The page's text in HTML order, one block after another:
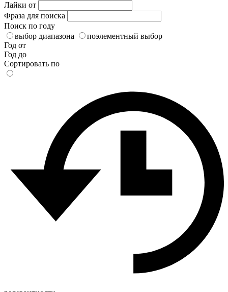
Лайки от
Фраза для поиска
Поиск по году
выбор диапазона
поэлементный выбор
Год от
Год до
Сортировать по